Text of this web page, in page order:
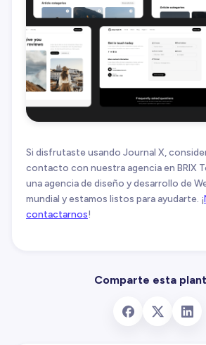
Si disfrutaste usando Journal X,
contacto con nuestra agencia en BRIX
una agencia de diseño y desarrollo de
mundial y estamos listos para ayudarte. ¡
contactarnos!
Comparte esta